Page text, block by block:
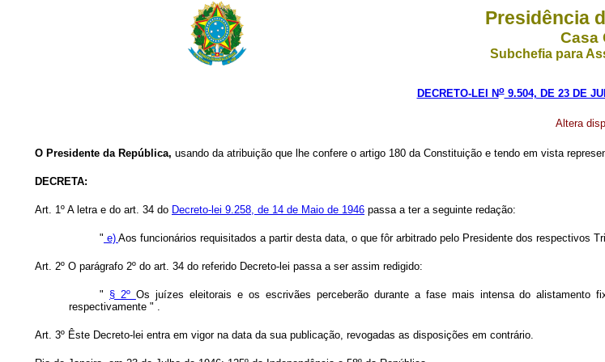
Presidência
Casa
Subchefia para
DECRETO-LEI No9.504, DE 23 DE
Altera
O Presidente da República, usando da atribuição que lhe confere o artigo 180 da Constituição e tendo em vista
DECRETA:
Art. 1º A letra e do art. 34 do Decreto-lei 9.258, de 14 de Maio de 1946 passa a ter a seguinte redação:
" e) Aos funcionários requisitados a partir desta data, o que fôr arbitrado pelo Presidente dos respectivos
Art. 2º O parágrafo 2º do art. 34 do referido Decreto-lei passa a ser assim redigido:
" § 2º Os juízes eleitorais e os escrivães perceberão durante a fase mais intensa do alistamento
respectivamente " .
Art. 3º Êste Decreto-lei entra em vigor na data da sua publicação, revogadas as disposições em contrário.